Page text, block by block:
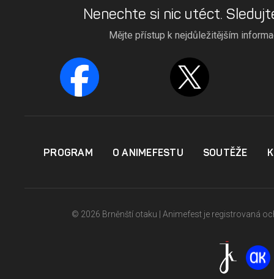
Nenechte si nic utéct.
Mějte přístup k nejdůležitějším
PROGRAM O ANIMEFESTU SOUTĚŽE
© 2026 Brněnští otaku | Animefest je registrovaná